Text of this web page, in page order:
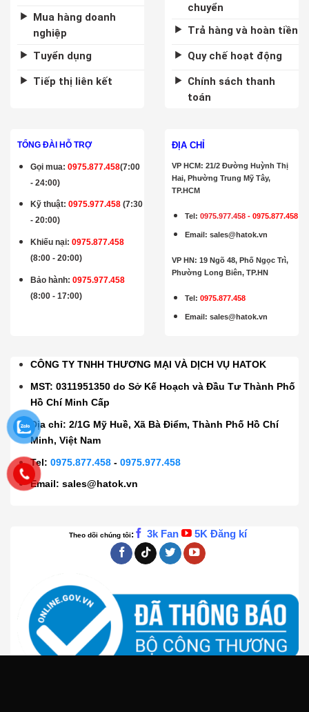
Mua hàng doanh
nghiệp
Tuyển dụng
Tiếp thị liên kết
chuyển
Trả hàng và hoàn tiền
Quy chế hoạt động
Chính sách thanh
toán
TỔNG ĐÀI HỖ TRỢ
Gọi mua:0975.877.458(7:00
- 24:00)
Kỹ thuật:0975.977.458 (7:30
- 20:00)
Khiếu nại: 0975.877.458
(8:00 - 20:00)
Bảo hành:0975.977.458
(8:00 - 17:00)
ĐỊA CHỈ
VP HCM: 21/2 Đường Huỳnh Thị
Hai, Phường Trung Mỹ Tây,
TP.HCM
Tel:0975.977.458 -0975.877.458
Email:sales@hatok.vn
VP HN: 19 Ngõ 48, Phố Ngọc Trì,
Phường Long Biên, TP.HN
Tel: 0975.877.458
Email :sales@hatok.vn
CÔNG TY TNHH THƯƠNG MẠI VÀ DỊCH VỤ HATOK
MST: 0311951350 do Sở Kế Hoạch và Đầu Tư Thành Phố
Hồ Chí Minh Cấp
Địa chỉ: 2/1G Mỹ Huề, Xã Bà Điểm, Thành Phố Hồ Chí
Minh, Việt Nam
Tel:0975.877.458 -0975.977.458
Email:sales@hatok.vn
Theo dõi chúng tôi: 3k Fan 5K Đăng kí